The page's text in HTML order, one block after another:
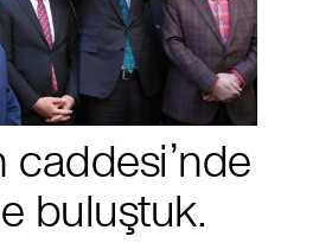
caddesi’nde
buluştuk.